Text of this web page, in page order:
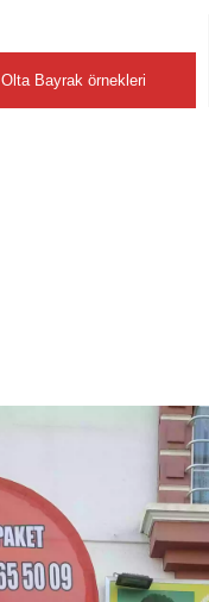
Olta Bayrak örnekleri